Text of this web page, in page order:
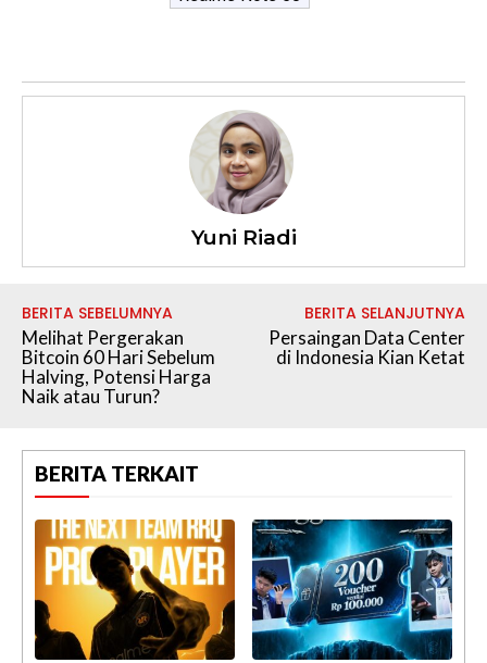
Yuni Riadi
BERITA SEBELUMNYA
Melihat Pergerakan
Bitcoin 60 Hari Sebelum
Halving, Potensi Harga
Naik atau Turun?
BERITA SELANJUTNYA
Persaingan Data Center
di Indonesia Kian Ketat
BERITA TERKAIT